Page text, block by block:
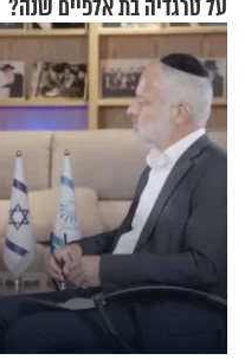
על טרגדיה בת אלפיים שנה?